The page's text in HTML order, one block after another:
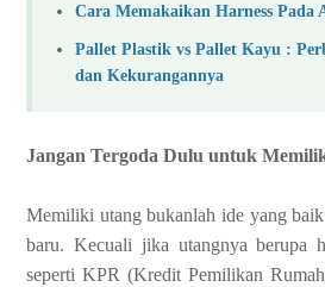
Cara Memakaikan Harness Pada
Pallet Plastik vs Pallet Kayu :
dan Kekurangannya
Jangan Tergoda Dulu untuk
Memiliki utang bukanlah ide yang
baru. Kecuali jika utangnya berupa
seperti KPR (Kredit Pemilikan